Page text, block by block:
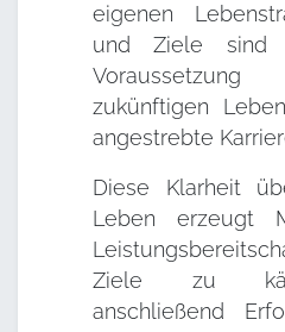
eigenen
und Ziele sind
zukünftigen
angestrebte
Diese Klarheit
Leben erzeugt
Ziele zu
anschließend